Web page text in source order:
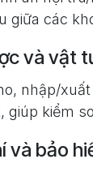
giữa các
và vật
nhập/
giúp kiểm
và bảo